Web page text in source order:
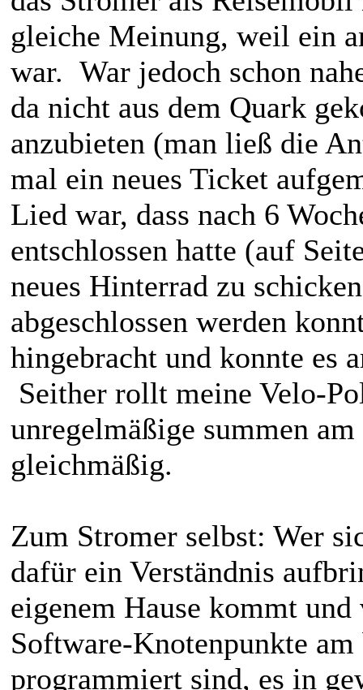
gleiche Meinung, weil ein
war. War jedoch schon
da nicht aus dem Quark
anzubieten (man ließ die
mal ein neues Ticket
Lied war, dass nach 6
entschlossen hatte (auf
neues Hinterrad zu
abgeschlossen werden
hingebracht und konnte es
Seither rollt meine Velo-
unregelmäßige summen
gleichmäßig.
Zum Stromer selbst: Wer
dafür ein Verständnis
eigenem Hause kommt
Software-Knotenpunkte
programmiert sind, es in